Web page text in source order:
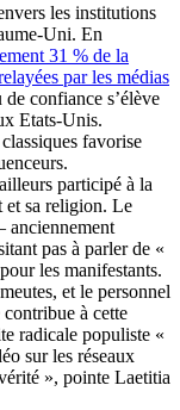
les institutions
Uni. En
31 % de la
par les médias
confiance s’élève
Etats-Unis.
favorise
participé à la
et sa religion. Le
anciennement
pas à parler de «
les manifestants.
et le personnel
à cette
radicale populiste «
sur les réseaux
», pointe Laetitia